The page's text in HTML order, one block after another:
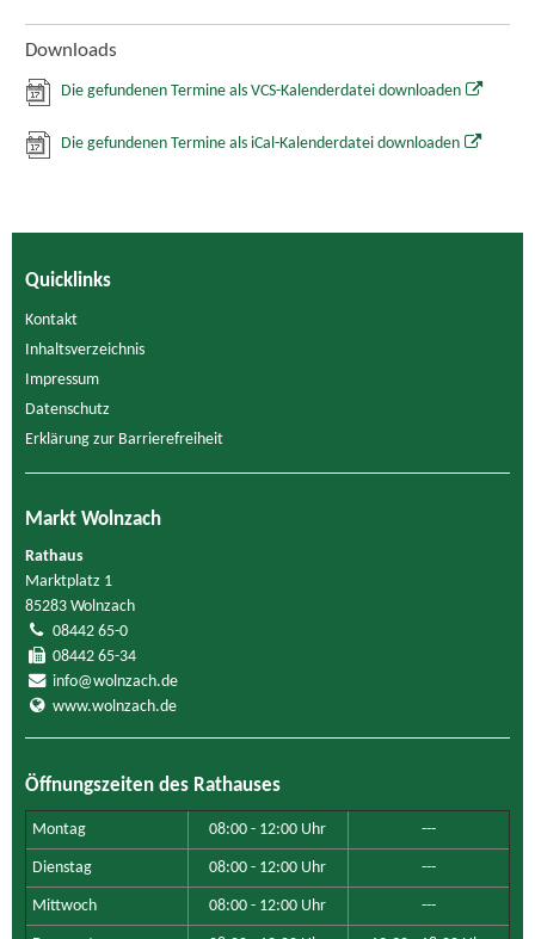
Downloads
Die gefundenen Termine als VCS-Kalenderdatei downloaden
Die gefundenen Termine als iCal-Kalenderdatei downloaden
Quicklinks
Kontakt
Inhaltsverzeichnis
Impressum
Datenschutz
Erklärung zur Barrierefreiheit
Markt Wolnzach
Rathaus
Marktplatz 1
85283 Wolnzach
08442 65-0
08442 65-34
info@wolnzach.de
www.wolnzach.de
Öffnungszeiten des Rathauses
Montag 08:00 - 12:00 Uhr ---
Dienstag 08:00 - 12:00 Uhr ---
Mittwoch 08:00 - 12:00 Uhr ---